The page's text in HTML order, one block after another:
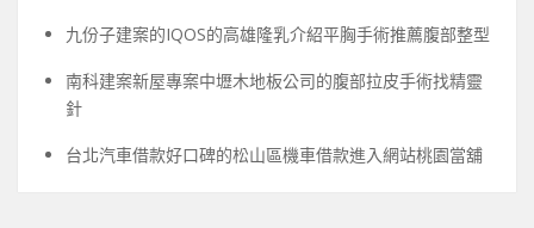
九份子建案的IQOS的高雄隆乳介紹平胸手術推薦腹部整型
南科建案新屋專案中壢木地板公司的腹部拉皮手術找精靈
針
台北汽車借款好口碑的松山區機車借款進入網站桃園當舖